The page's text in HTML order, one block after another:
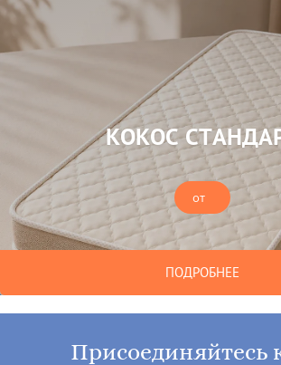
КОКОС
от
ПОДРОБНЕЕ
Присоединяйтесь